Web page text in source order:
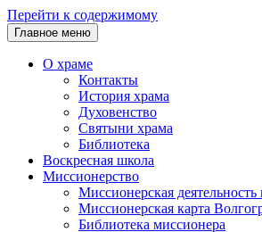
Перейти к содержимому
Главное меню
О храме
Контакты
История храма
Духовенство
Святыни храма
Библиотека
Воскресная школа
Миссионерство
Миссионерская деятельность
Миссионерская карта
Библиотека миссионера